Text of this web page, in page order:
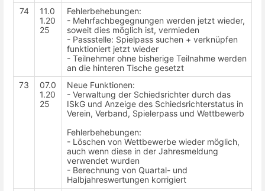
74
11.0
1.20
25
Fehlerbehebungen:
- Mehrfachbegegnungen werden jetzt wieder,
soweit dies möglich ist, vermieden
- Passstelle: Spielpass suchen + verknüpfen
funktioniert jetzt wieder
- Teilnehmer ohne bisherige Teilnahme werden
an die hinteren Tische gesetzt
73
07.0
1.20
25
Neue Funktionen:
- Verwaltung der Schiedsrichter durch das
ISkG und Anzeige des Schiedsrichterstatus in
Verein, Verband, Spielerpass und Wettbewerb
Fehlerbehebungen:
- Löschen von Wettbewerbe wieder möglich,
auch wenn diese in der Jahresmeldung
verwendet wurden
- Berechnung von Quartal- und
Halbjahreswertungen korrigiert